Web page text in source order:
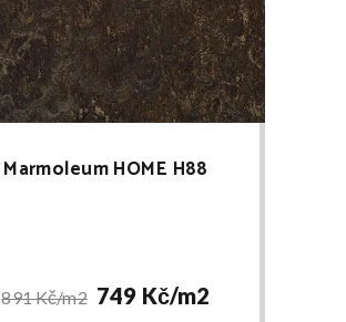
Marmoleum HOME H88
891 Kč/m2 749 Kč/m2